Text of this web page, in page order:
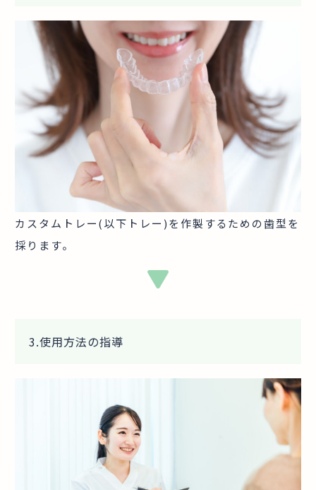
カスタムトレー(以下トレー)を作製するための歯型を
採ります。
3.使用方法の指導